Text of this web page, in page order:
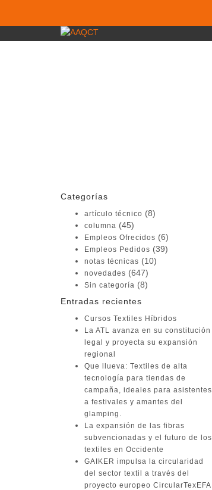
Categorías
artículo técnico (8)
columna (45)
Empleos Ofrecidos (6)
Empleos Pedidos (39)
notas técnicas (10)
novedades (647)
Sin categoría (8)
Entradas recientes
Cursos Textiles Híbridos
La ATL avanza en su constitución
legal y proyecta su expansión
regional
Que llueva: Textiles de alta
tecnología para tiendas de
campaña, ideales para asistentes
a festivales y amantes del
glamping.
La expansión de las fibras
subvencionadas y el futuro de los
textiles en Occidente
GAIKER impulsa la circularidad
del sector textil a través del
proyecto europeo CircularTexEFA